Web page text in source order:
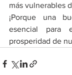
más vulnerables
¡Porque una
esencial para
prosperidad de